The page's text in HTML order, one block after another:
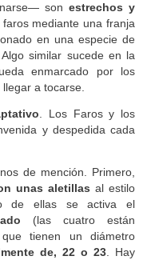
sonestrechos y
mediante una franja
en una especie de
similar sucede en la
enmarcado por los
a tocarse.
. Los Faros y los
y despedida cada
de mención. Primero,
unas aletillas al estilo
de ellas se activa el
(las cuatro están
tienen un diámetro
de, 22 o 23. Hay